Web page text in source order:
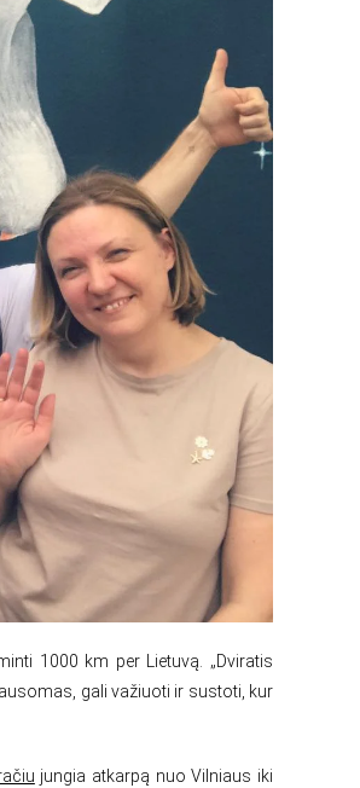
1000 km per Lietuvą. „Dviratis
gali važiuoti ir sustoti, kur
jungia atkarpą nuo Vilniaus iki